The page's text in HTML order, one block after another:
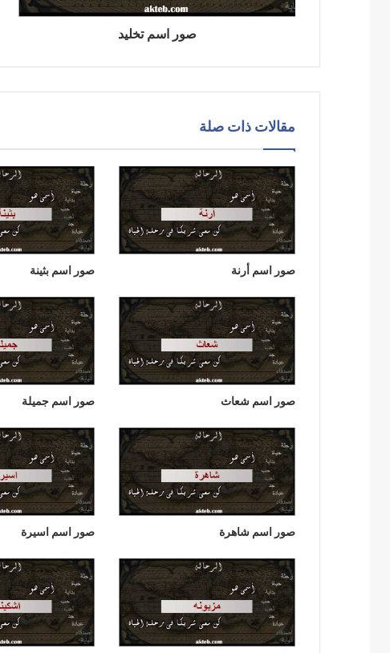
صور اسم تخليد
مقالات ذات صلة
صور اسم أرنة صور اسم بثينة
صور اسم شعاث صور اسم جميلة
صور اسم شاهرة صور اسم اسيرة